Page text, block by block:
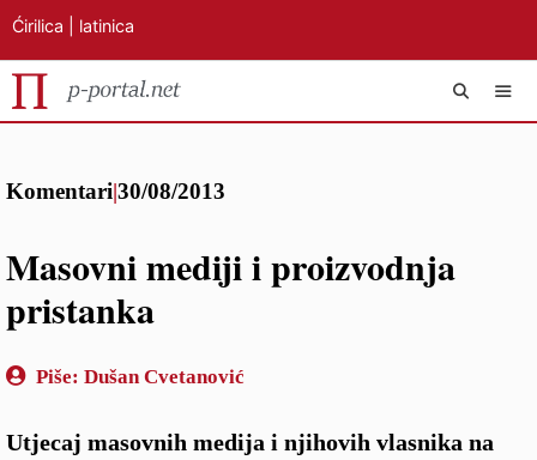
Ćirilica latinica
Komentari|30/08/2013
Masovni mediji i proizvodnja
pristanka
Piše: Dušan Cvetanović
Utjecaj masovnih medija i njihovih vlasnika na